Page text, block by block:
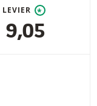
LEVIER *
9,05